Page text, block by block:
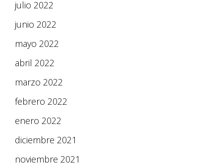
julio 2022
junio 2022
mayo 2022
abril 2022
marzo 2022
febrero 2022
enero 2022
diciembre 2021
noviembre 2021